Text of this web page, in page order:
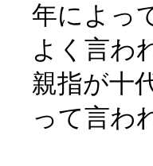
年によっ
よく言わ
親指が十
って言わ